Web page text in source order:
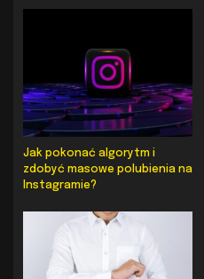
Jak pokonać algorytm i
zdobyć masowe polubienia na
Instagramie?